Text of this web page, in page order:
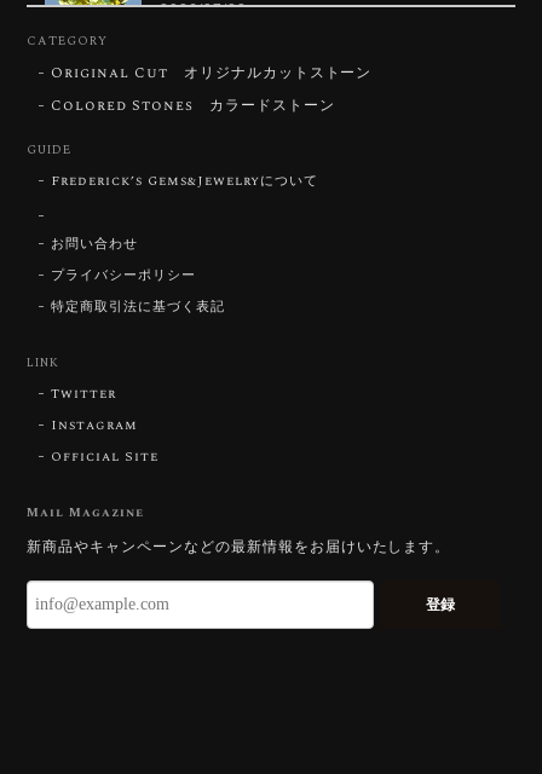
2026/07/23
ずっと待ち望んでいたカットを運よく購入できて嬉し
いです。 ウルウルとギラギラを一度に見ることができ
はないスフェーンの新たな一面を知ることができて感
動しております。 この度はありがとうございました。
お迎えいただきありがとうございます。
「ウルウルとギラギラを一度に」——まさ
にその両立を狙って設計したカットですの
やわらかく受け止めるようにしています。
長くお楽しみいただけますように。
2026/07/21
久しぶりに買えました。 相変わらずギラッギラで素晴
CATEGORY
Original Cut オリジナルカットストーン
Colored Stones カラードストーン
GUIDE
Frederick’s Gems&Jewelryについて
お問い合わせ
プライバシーポリシー
特定商取引法に基づく表記
LINK
Twitter
Instagram
Official Site
Mail Magazine
新商品やキャンペーンなどの最新情報をお届けいたします。
登録